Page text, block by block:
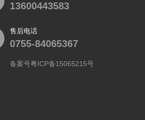
13600443583
售后电话
0755-84065367
备案号粤ICP备15065215号